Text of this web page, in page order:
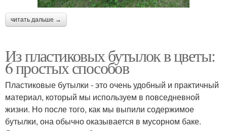
читать дальше →
Из пластиковых бутылок в цветы:
6 простых способов
Пластиковые бутылки - это очень удобный и практичный
материал, который мы используем в повседневной
жизни. Но после того, как мы выпили содержимое
бутылки, она обычно оказывается в мусорном баке.